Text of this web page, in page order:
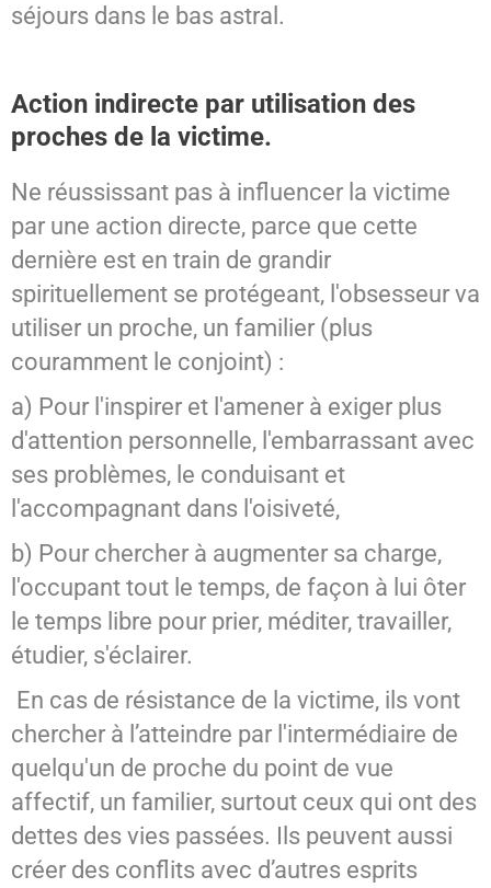
séjours dans le bas astral.
Action indirecte par utilisation des
proches de la victime.
Ne réussissant pas à influencer la victime
par une action directe, parce que cette
dernière est en train de grandir
spirituellement se protégeant, l'obsesseur va
utiliser un proche, un familier (plus
couramment le conjoint) :
a) Pour l'inspirer et l'amener à exiger plus
d'attention personnelle, l'embarrassant avec
ses problèmes, le conduisant et
l'accompagnant dans l'oisiveté,
b) Pour chercher à augmenter sa charge,
l'occupant tout le temps, de façon à lui ôter
le temps libre pour prier, méditer, travailler,
étudier, s'éclairer.
En cas de résistance de la victime, ils vont
chercher à l’atteindre par l'intermédiaire de
quelqu'un de proche du point de vue
affectif, un familier, surtout ceux qui ont des
dettes des vies passées. Ils peuvent aussi
créer des conflits avec d’autres esprits